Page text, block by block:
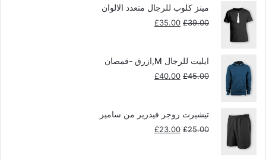
£12.00.
£9.99.
مينز كلوب للرجال متعدد الالوان
£39.00
السعر
£39.00.
£35.00 السعر
£35.00.
ايليت للرجال M,ازرق -قمصان
£45.00
السعر £40.00 السعر
£40.00.
تيشيرت روجر فيدرير من ساميز
£25.00
السعر £23.00 السعر